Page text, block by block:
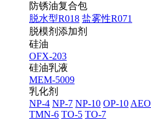
防锈油复合包
脱水型R018 盐雾性R071
脱模剂添加剂
硅油
OFX-203
硅油乳液
MEM-5009
乳化剂
NP-4 NP-7 NP-10 OP-10
TMN-6 TO-5 TO-7